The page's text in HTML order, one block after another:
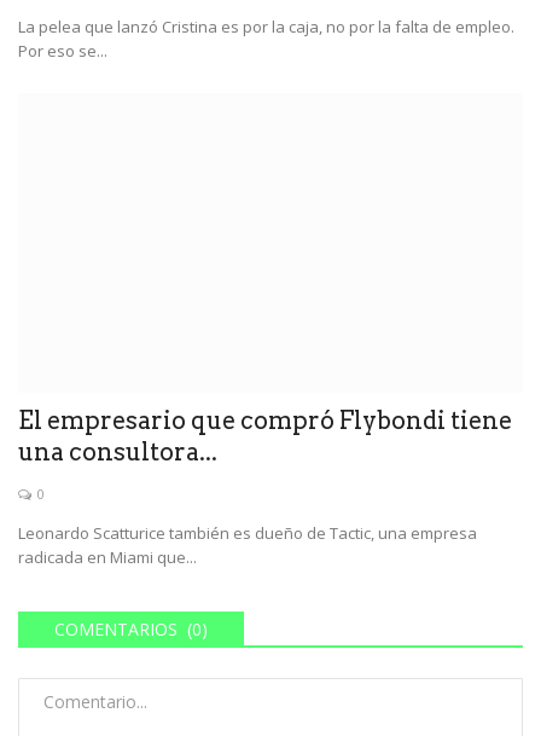
La pelea que lanzó Cristina es por la caja, no por la falta de empleo.
Por eso se...
El empresario que compró Flybondi tiene
una consultora...
0
Leonardo Scatturice también es dueño de Tactic, una empresa
radicada en Miami que...
COMENTARIOS (0)